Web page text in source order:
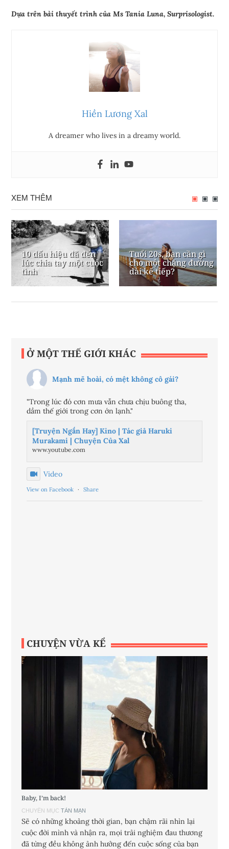
Dựa trên bài thuyết trình của Ms Tania Luna, Surprisologist.
Hiền Lương Xal
A dreamer who lives in a dreamy world.
XEM THÊM
10 dấu hiệu đã đến
lúc chia tay một cuộc
tình
Tuổi 20s, bạn cần gì
cho một chặng đường
dài kế tiếp?
Ở MỘT THẾ GIỚI KHÁC
Mạnh mẽ hoài, có mệt không cô gái?
"Trong lúc đó cơn mưa vẫn chưa chịu buông tha,
dầm thế giới trong cơn ớn lạnh."
[Truyện Ngắn Hay] Kino | Tác giả Haruki
Murakami | Chuyện Của Xal
www.youtube.com
Video
View on Facebook · Share
CHUYỆN VỪA KỂ
Baby, I’m back!
CHUYÊN MỤCTẢN MẠN
Sẽ có những khoảng thời gian, bạn chậm rãi nhìn lại
cuộc đời mình và nhận ra, mọi trải nghiệm đau thương
đã từng đều không ảnh hưởng đến cuộc sống của bạn